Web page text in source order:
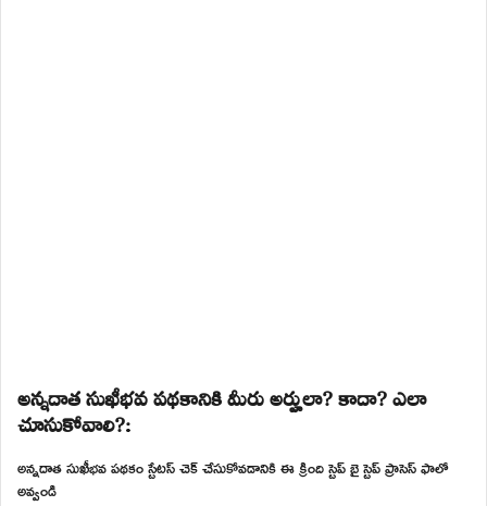
అన్నదాత సుఖీభవ పథకానికి మీరు అర్హులా? కాదా? ఎలా
చూసుకోవాలి?:
అన్నదాత సుఖీభవ పథకం స్టేటస్ చెక్ చేసుకోవడానికి ఈ క్రింది స్టెప్ బై స్టెప్ ప్రాసెస్ ఫాలో
అవ్వండి